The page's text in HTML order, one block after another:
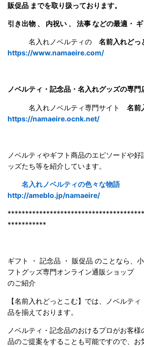
販促品 までを取り扱っております。
引き出物 、 内祝い 、 法事 などの最適・ ギ
名入れノベルティの 名前入れど
https://www.namaeire.com/
ノベルティ・記念品・名入れグッズの専門
名入れノベルティ専門サイト 名前
https://namaeire.ocnk.net/
ノベルティやギフト商品のエピソードや
ッズたち等を紹介しています。
名入れノベルティの色々な物語
http://ameblo.jp/namaeire/
***********
ギフト ・ 記念品 ・ 販促品 のことなら、
フトグッズ専門オンライン通販ショッ
のご紹介
【名前入れどっとこむ】では、ノベルテ
品を揃えております。
ノベルティ・記念品のおけるプロがお客
品のご提案をすることも可能ですので、お